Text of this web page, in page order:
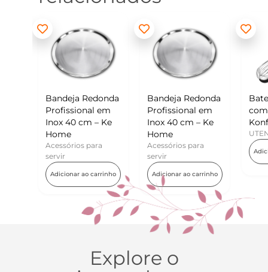
Redonda
ao carrinho
Bandeja Redonda
Profissional em
Inox 40 cm – Ke
Acessórios para
Adicionar ao carrinho
Batedor de Ovos
com Raspador –
Konfektt
Adicionar ao carrinho
Explore o